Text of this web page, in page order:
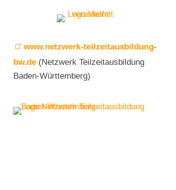
www.netzwerk-teilzeitausbildung-
bw.de (Netzwerk Teilzeitausbildung
Baden-Württemberg)